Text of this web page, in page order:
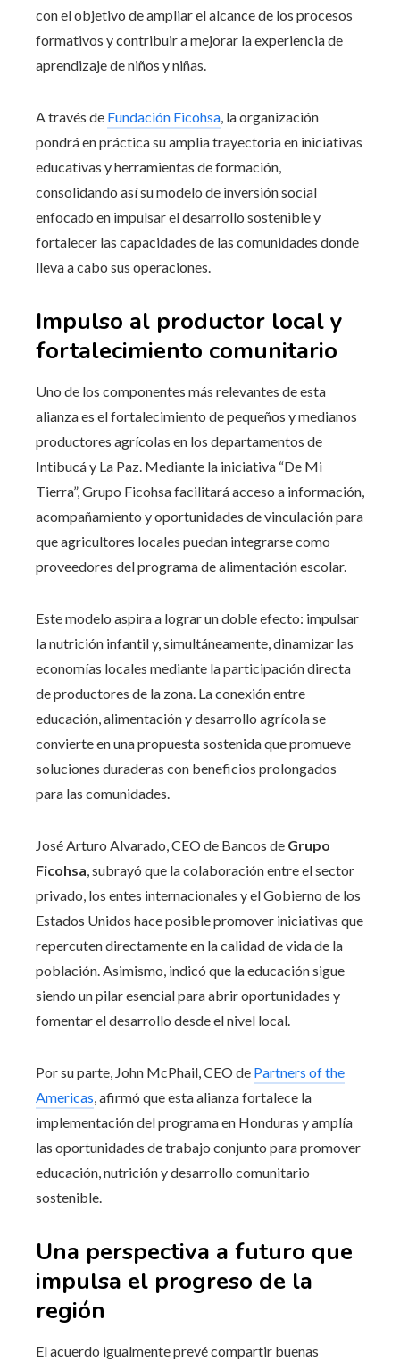
con el objetivo de ampliar el alcance de los procesos
formativos y contribuir a mejorar la experiencia de
aprendizaje de niños y niñas.
A través de Fundación Ficohsa, la organización
pondrá en práctica su amplia trayectoria en iniciativas
educativas y herramientas de formación,
consolidando así su modelo de inversión social
enfocado en impulsar el desarrollo sostenible y
fortalecer las capacidades de las comunidades donde
lleva a cabo sus operaciones.
Impulso al productor local y
fortalecimiento comunitario
Uno de los componentes más relevantes de esta
alianza es el fortalecimiento de pequeños y medianos
productores agrícolas en los departamentos de
Intibucá y La Paz. Mediante la iniciativa “De Mi
Tierra”, Grupo Ficohsa facilitará acceso a información,
acompañamiento y oportunidades de vinculación para
que agricultores locales puedan integrarse como
proveedores del programa de alimentación escolar.
Este modelo aspira a lograr un doble efecto: impulsar
la nutrición infantil y, simultáneamente, dinamizar las
economías locales mediante la participación directa
de productores de la zona. La conexión entre
educación, alimentación y desarrollo agrícola se
convierte en una propuesta sostenida que promueve
soluciones duraderas con beneficios prolongados
para las comunidades.
José Arturo Alvarado, CEO de Bancos de Grupo
Ficohsa, subrayó que la colaboración entre el sector
privado, los entes internacionales y el Gobierno de los
Estados Unidos hace posible promover iniciativas que
repercuten directamente en la calidad de vida de la
población. Asimismo, indicó que la educación sigue
siendo un pilar esencial para abrir oportunidades y
fomentar el desarrollo desde el nivel local.
Por su parte, John McPhail, CEO de Partners of the
Americas, afirmó que esta alianza fortalece la
implementación del programa en Honduras y amplía
las oportunidades de trabajo conjunto para promover
educación, nutrición y desarrollo comunitario
sostenible.
Una perspectiva a futuro que
impulsa el progreso de la
región
El acuerdo igualmente prevé compartir buenas